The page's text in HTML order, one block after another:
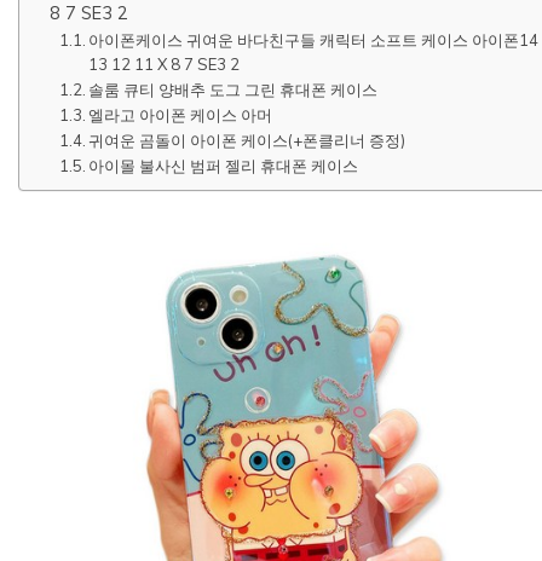
8 7 SE3 2
아이폰케이스 귀여운 바다친구들 캐릭터 소프트 케이스 아이폰14
13 12 11 X 8 7 SE3 2
솔룸 큐티 양배추 도그 그린 휴대폰 케이스
엘라고 아이폰 케이스 아머
귀여운 곰돌이 아이폰 케이스(+폰클리너 증정)
아이몰 불사신 범퍼 젤리 휴대폰 케이스